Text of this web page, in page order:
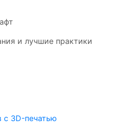
и лучшие практики
с 3D-печатью